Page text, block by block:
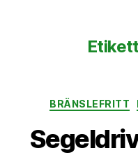
BRÄNSLEFRITT